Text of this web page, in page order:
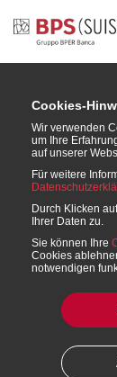
» Konten
Cookies-
Wir verwenden
um Ihre
auf unserer
Für weitere
Durch Klicken
Ihrer Daten zu.
Sie können Ihre
Cookies
notwendigen